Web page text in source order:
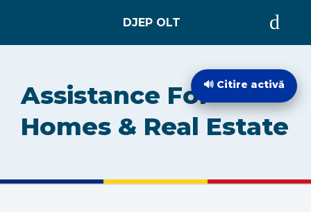
Assistance For
Homes & Real Estate
🔊 Citire activă